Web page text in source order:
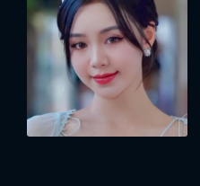
FACEBOOK